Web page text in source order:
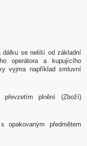
dálku se neliší od základní
operátora a kupujícího
vyjma například smluvní
plnění (Zboží)
opakovaným předmětem